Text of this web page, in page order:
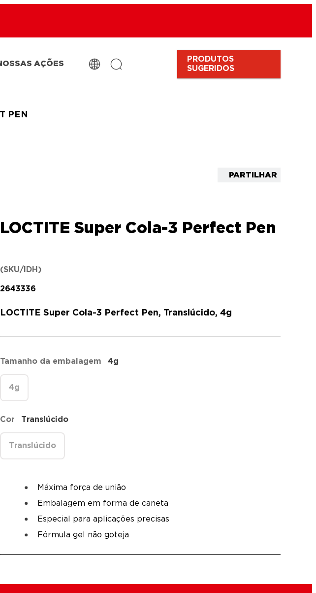
AÇÕES
PRODUTOS
SUGERIDOS
PEN
PARTILHAR
LOCTITE Super Cola-3 Perfect Pen
(SKU/IDH)
2643336
LOCTITE Super Cola-3 Perfect Pen, Translúcido, 4g
Tamanho da embalagem 4g
4g
Cor Translúcido
Translúcido
Máxima força de união
Embalagem em forma de caneta
Especial para aplicações precisas
Fórmula gel não goteja